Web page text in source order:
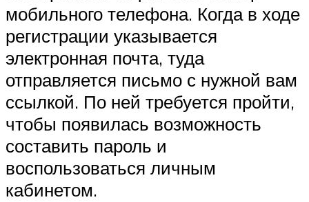
мобильного телефона. Когда в ходе
регистрации указывается
электронная почта, туда
отправляется письмо с нужной вам
ссылкой. По ней требуется пройти,
чтобы появилась возможность
составить пароль и
воспользоваться личным
кабинетом.